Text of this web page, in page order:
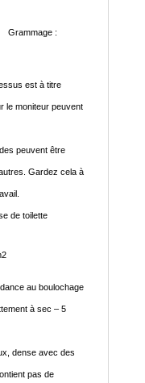
Grammage :
est à titre
le moniteur peuvent
peuvent être
Gardez cela à
de toilette
au boulochage
à sec – 5
dense avec des
pas de